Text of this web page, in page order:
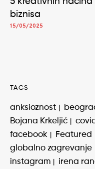
biznisa
15/05/2025
TAGS
anksioznost
Bojana Krkeljić
facebook
Featured
globalno zagrevanje
instagram
irena